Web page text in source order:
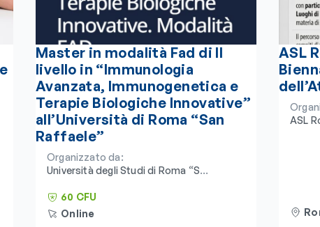
Master in modalità Fad di II
livello in “Immunologia
Avanzata, Immunogenetica e
Terapie Biologiche Innovative”
all’Università di Roma “San
Raffaele”
Organizzato da:
Università degli Studi di Roma “San
Universitario Humanitas
60 CFU
Online
ASL
ASL